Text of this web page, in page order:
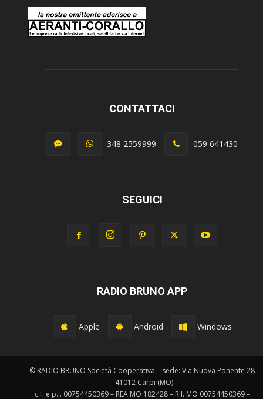
CONTATTACI
348 2559999 059 641430
SEGUICI
RADIO BRUNO APP
Apple Android Windows
© RADIO BRUNO Società Cooperativa – sede: Via Nuova Ponente 28
- 41012 Carpi (MO)
c.f. e p.i. 00754450369 – REA MO 182428 – R.I. MO 00754450369 –